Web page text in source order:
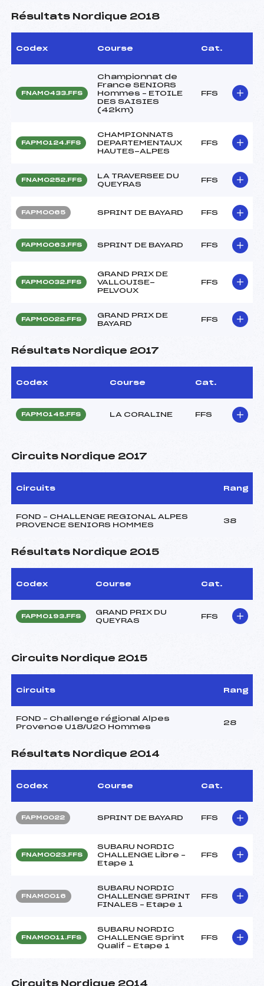
Résultats Nordique 2018
Codex Course Cat.
FNAM0433.FFS
Championnat de
France SENIORS
Hommes – ETOILE
DES SAISIES
(42km)
FFS
FAPM0124.FFS
CHAMPIONNATS
DEPARTEMENTAUX
HAUTES-ALPES
FFS
FNAM0252.FFS
LA TRAVERSEE DU
QUEYRAS
FFS
FAPM0065 SPRINT DE BAYARD FFS
FAPM0063.FFS SPRINT DE BAYARD FFS
FAPM0032.FFS
GRAND PRIX DE
VALLOUISE-
PELVOUX
FFS
FAPM0022.FFS
GRAND PRIX DE
BAYARD
FFS
Résultats Nordique 2017
Codex Course Cat.
FAPM0145.FFS LA CORALINE FFS
Circuits Nordique 2017
Circuits Rang
FOND – CHALLENGE REGIONAL ALPES
PROVENCE SENIORS HOMMES
38
Résultats Nordique 2015
Codex Course Cat.
FAPM0193.FFS
GRAND PRIX DU
QUEYRAS
FFS
Circuits Nordique 2015
Circuits Rang
FOND – Challenge régional Alpes
Provence U18/U20 Hommes
28
Résultats Nordique 2014
Codex Course Cat.
FAPM0022 SPRINT DE BAYARD FFS
FNAM0023.FFS
SUBARU NORDIC
CHALLENGE Libre –
Etape 1
FFS
FNAM0016
SUBARU NORDIC
CHALLENGE SPRINT
FINALES – Etape 1
FFS
FNAM0011.FFS
SUBARU NORDIC
CHALLENGE Sprint
Qualif – Etape 1
FFS
Circuits Nordique 2014